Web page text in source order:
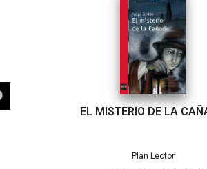
EL MISTERIO DE LA
Plan Lector